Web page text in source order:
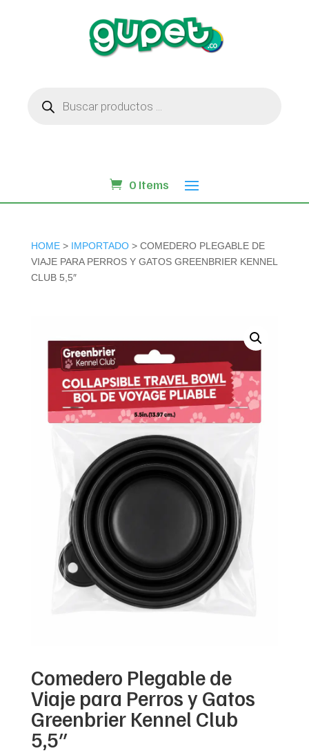
productos
0 Items
HOME> IMPORTADO> COMEDERO PLEGABLE DE
VIAJE PARA PERROS Y GATOS GREENBRIER KENNEL
CLUB 5,5″
Comedero Plegable de
Viaje para Perros y Gatos
Greenbrier Kennel Club
5,5″